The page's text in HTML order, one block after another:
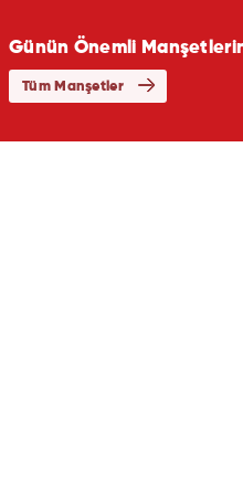
Günün Önemli
Tüm Manşetler